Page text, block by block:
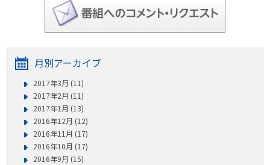
月別アーカイブ
2017年3月 (11)
2017年2月 (11)
2017年1月 (13)
2016年12月 (12)
2016年11月 (17)
2016年10月 (17)
2016年9月 (15)